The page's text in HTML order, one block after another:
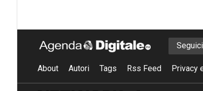
Seguici
About Autori Tags Rss Feed Privacy